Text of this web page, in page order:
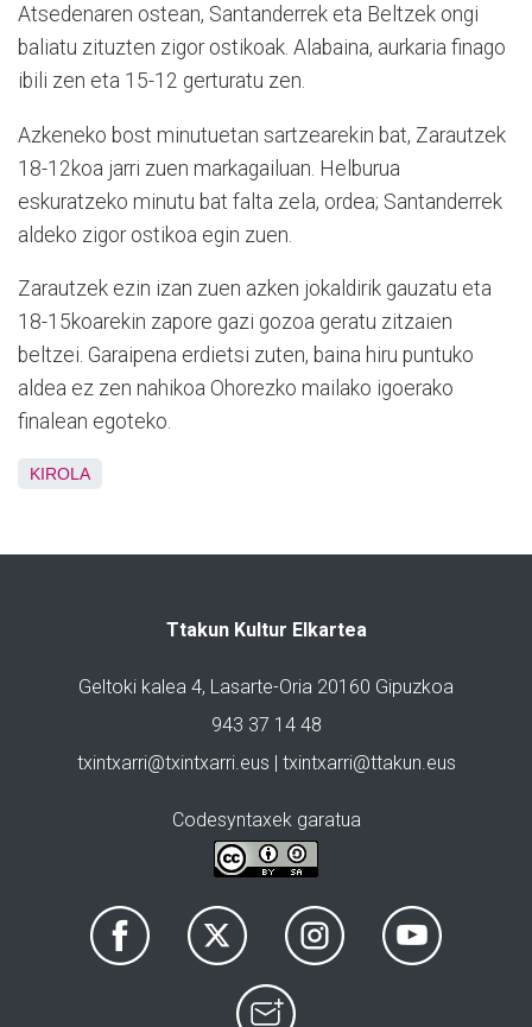
Atsedenaren ostean, Santanderrek eta Beltzek ongi
baliatu zituzten zigor ostikoak. Alabaina, aurkaria finago
ibili zen eta 15-12 gerturatu zen.
Azkeneko bost minutuetan sartzearekin bat, Zarautzek
18-12koa jarri zuen markagailuan. Helburua
eskuratzeko minutu bat falta zela, ordea; Santanderrek
aldeko zigor ostikoa egin zuen.
Zarautzek ezin izan zuen azken jokaldirik gauzatu eta
18-15koarekin zapore gazi gozoa geratu zitzaien
beltzei. Garaipena erdietsi zuten, baina hiru puntuko
aldea ez zen nahikoa Ohorezko mailako igoerako
finalean egoteko.
KIROLA
Ttakun Kultur Elkartea
Geltoki kalea 4, Lasarte-Oria 20160 Gipuzkoa
943 37 14 48
txintxarri@txintxarri.eus | txintxarri@ttakun.eus
Codesyntaxek garatua